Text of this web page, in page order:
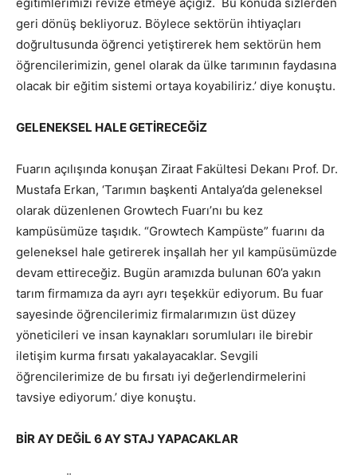
geri dönüş bekliyoruz. Böylece sektörün ihtiyaçları
doğrultusunda öğrenci yetiştirerek hem sektörün hem
öğrencilerimizin, genel olarak da ülke tarımının faydasına
olacak bir eğitim sistemi ortaya koyabiliriz.’ diye konuştu.
GELENEKSEL HALE GETİRECEĞİZ
Fuarın açılışında konuşan Ziraat Fakültesi Dekanı Prof. Dr.
Mustafa Erkan, ‘Tarımın başkenti Antalya’da geleneksel
olarak düzenlenen Growtech Fuarı’nı bu kez
kampüsümüze taşıdık. “Growtech Kampüste” fuarını da
geleneksel hale getirerek inşallah her yıl kampüsümüzde
devam ettireceğiz. Bugün aramızda bulunan 60’a yakın
tarım firmamıza da ayrı ayrı teşekkür ediyorum. Bu fuar
sayesinde öğrencilerimiz firmalarımızın üst düzey
yöneticileri ve insan kaynakları sorumluları ile birebir
iletişim kurma fırsatı yakalayacaklar. Sevgili
öğrencilerimize de bu fırsatı iyi değerlendirmelerini
tavsiye ediyorum.’ diye konuştu.
BİR AY DEĞİL 6 AY STAJ YAPACAKLAR